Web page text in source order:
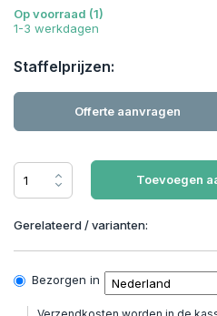
Op voorraad (1)
1-3 werkdagen
Staffelprijzen:
Offerte aanvragen
Toevoegen
Gerelateerd / varianten:
Bezorgen in